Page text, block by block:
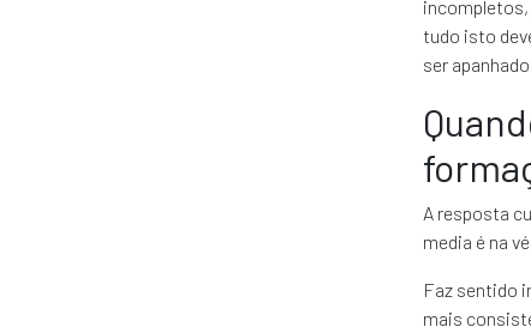
incompletos,
tudo isto
ser
A resposta
media é na
Faz sentido
mais